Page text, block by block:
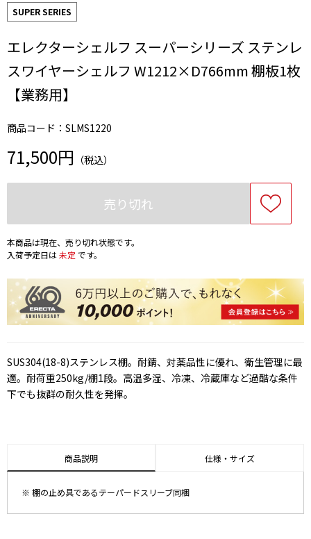
SUPER SERIES
エレクターシェルフ スーパーシリーズ ステンレ
スワイヤーシェルフ W1212×D766mm 棚板1枚
【業務用】
商品コード：SLMS1220
71,500円 （税込）
売り切れ
本商品は現在、売り切れ状態です。
入荷予定日は未定 です。
SUS304(18-8)ステンレス棚。耐錆、対薬品性に優れ、衛生管理に最
適。耐荷重250kg/棚1段。高温多湿、冷凍、冷蔵庫など過酷な条件
下でも抜群の耐久性を発揮。
商品説明 仕様・サイズ
※ 棚の止め具であるテーパードスリーブ同梱